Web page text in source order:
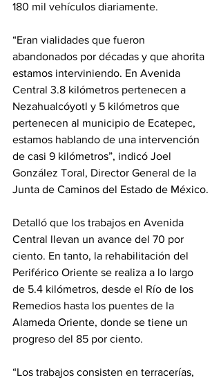
180 mil vehículos diariamente.
“Eran vialidades que fueron
abandonados por décadas y que ahorita
estamos interviniendo. En Avenida
Central 3.8 kilómetros pertenecen a
Nezahualcóyotl y 5 kilómetros que
pertenecen al municipio de Ecatepec,
estamos hablando de una intervención
de casi 9 kilómetros”, indicó Joel
González Toral, Director General de la
Junta de Caminos del Estado de México.
Detalló que los trabajos en Avenida
Central llevan un avance del 70 por
ciento. En tanto, la rehabilitación del
Periférico Oriente se realiza a lo largo
de 5.4 kilómetros, desde el Río de los
Remedios hasta los puentes de la
Alameda Oriente, donde se tiene un
progreso del 85 por ciento.
“Los trabajos consisten en terracerías,